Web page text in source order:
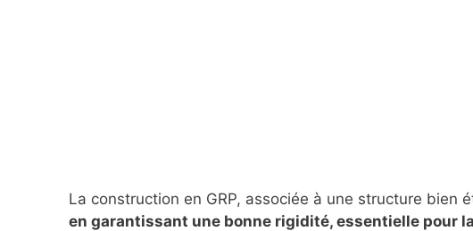
La construction en GRP, associée à une structure bien
en garantissant une bonne rigidité, essentielle pour